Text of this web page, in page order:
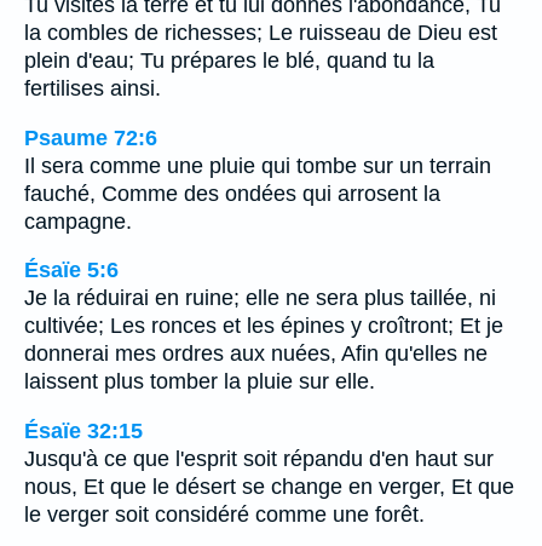
Tu visites la terre et tu lui donnes l'abondance, Tu
la combles de richesses; Le ruisseau de Dieu est
plein d'eau; Tu prépares le blé, quand tu la
fertilises ainsi.
Psaume 72:6
Il sera comme une pluie qui tombe sur un terrain
fauché, Comme des ondées qui arrosent la
campagne.
Ésaïe 5:6
Je la réduirai en ruine; elle ne sera plus taillée, ni
cultivée; Les ronces et les épines y croîtront; Et je
donnerai mes ordres aux nuées, Afin qu'elles ne
laissent plus tomber la pluie sur elle.
Ésaïe 32:15
Jusqu'à ce que l'esprit soit répandu d'en haut sur
nous, Et que le désert se change en verger, Et que
le verger soit considéré comme une forêt.